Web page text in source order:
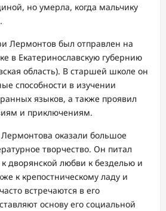
но умерла, когда мальчику
Лермонтов был отправлен на
в Екатеринославскую губернию
область). В старшей школе он
способности в изучении
языков, а также проявил
и приключениям.
оказали большое
творчество. Он питал
к дворянской любви к безделью и
к крепостническому ладу и
встречаются в его
основу его социальной